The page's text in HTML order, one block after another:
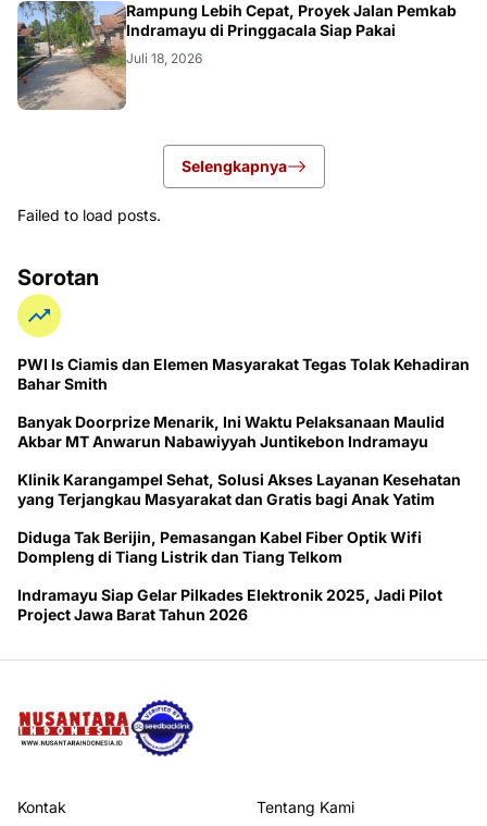
LOKAL
Rampung Lebih Cepat, Proyek Jalan Pemkab
Indramayu di Pringgacala Siap Pakai
Juli 18, 2026
Selengkapnya
Failed to load posts.
Sorotan
PWI ls Ciamis dan Elemen Masyarakat Tegas Tolak Kehadiran
Bahar Smith
Banyak Doorprize Menarik, Ini Waktu Pelaksanaan Maulid
Akbar MT Anwarun Nabawiyyah Juntikebon Indramayu
Klinik Karangampel Sehat, Solusi Akses Layanan Kesehatan
yang Terjangkau Masyarakat dan Gratis bagi Anak Yatim
Diduga Tak Berijin, Pemasangan Kabel Fiber Optik Wifi
Dompleng di Tiang Listrik dan Tiang Telkom
Indramayu Siap Gelar Pilkades Elektronik 2025, Jadi Pilot
Project Jawa Barat Tahun 2026
Kontak Tentang Kami